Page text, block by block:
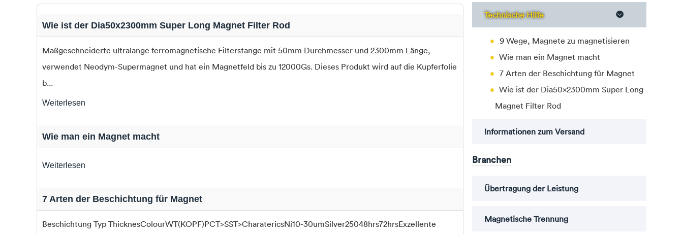
Wie ist der Dia50x2300mm Super Long Magnet Filter Rod
Maßgeschneiderte ultralange ferromagnetische Filterstange mit 50mm Durchmesser und 2300mm Länge,
verwendet Neodym-Supermagnet und hat ein Magnetfeld bis zu 12000Gs. Dieses Produkt wird auf die Kupferfolie
b...
Weiterlesen
Wie man ein Magnet macht
Weiterlesen
7 Arten der Beschichtung für Magnet
Beschichtung Typ ThicknesColourWT(KOPF)PCT>SST>CharatericsNi10-30umSilver25048hrs72hrsExzellente
Technische Hilfe 
9 Wege, Magnete zu magnetisieren
Wie man ein Magnet macht
7 Arten der Beschichtung für Magnet
Wie ist der Dia50x2300mm Super Long
Magnet Filter Rod
Informationen zum Versand
Branchen
Übertragung der Leistung
Magnetische Trennung